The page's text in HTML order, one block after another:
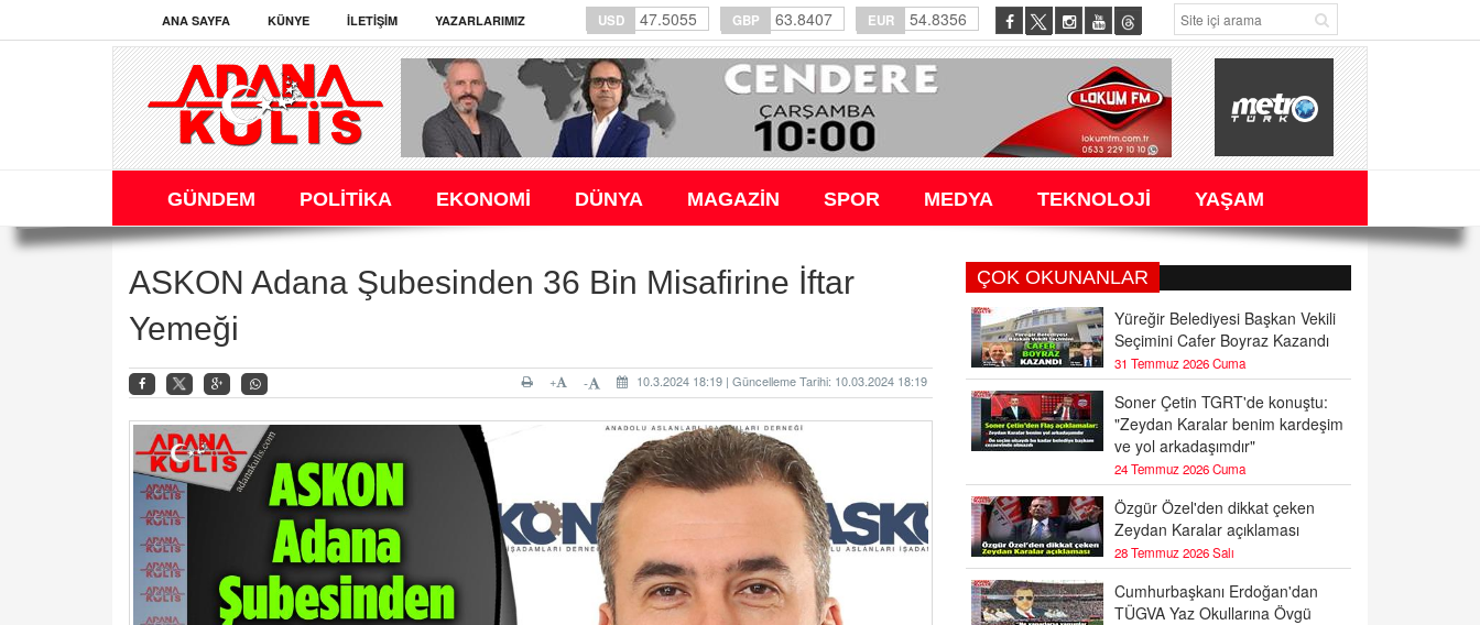
ANA SAYFA KÜNYE İLETIŞIM YAZARLARIMIZ USD 47.5055 GBP 63.8407 EUR 54.8356
GÜNDEM POLİTİKA EKONOMİ DÜNYA MAGAZİN SPOR MEDYA TEKNOLOJİ YAŞAM
ASKON Adana Şubesinden 36 Bin Misafirine İftar
Yemeği
10.3.2024 18:19 | Güncelleme Tarihi: 10.03.2024 18:19
-
+
ÇOK OKUNANLAR
Yüreğir Belediyesi Başkan Vekili
Seçimini Cafer Boyraz Kazandı
31 Temmuz 2026 Cuma
Soner Çetin TGRT'de konuştu:
"Zeydan Karalar benim kardeşim
ve yol arkadaşımdır"
24 Temmuz 2026 Cuma
Özgür Özel'den dikkat çeken
Zeydan Karalar açıklaması
28 Temmuz 2026 Salı
Cumhurbaşkanı Erdoğan'dan
TÜGVA Yaz Okullarına Övgü